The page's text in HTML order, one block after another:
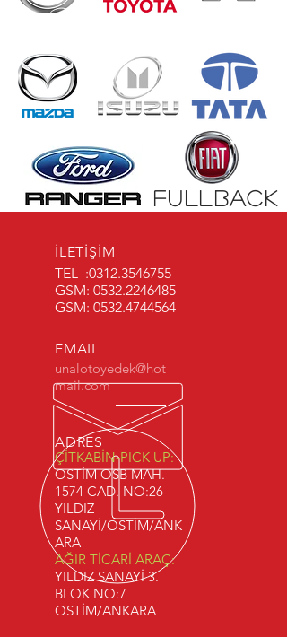
FULLBACK
İLETİŞİM
TEL :0312.3546755
GSM: 0532.2246485
GSM: 0532.4744564
EMAIL
unalotoyedek@hot
mail.com
ADRES
ÇİTKABİN-PICK UP:
OSTİM OSB MAH.
1574 CAD. NO:26
YILDIZ
SANAYİ/OSTİM/ANK
ARA
AĞIR TİCARİ ARAÇ:
YILDIZ SANAYİ 3.
BLOK NO:7
OSTİM/ANKARA